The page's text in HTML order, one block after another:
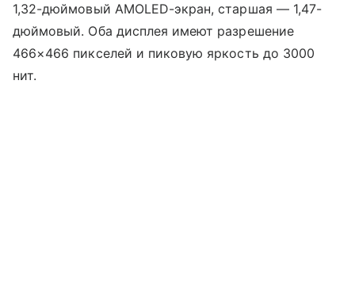
1,32-дюймовый AMOLED-экран, старшая — 1,47-
дюймовый. Оба дисплея имеют разрешение
466×466 пикселей и пиковую яркость до 3000
нит.